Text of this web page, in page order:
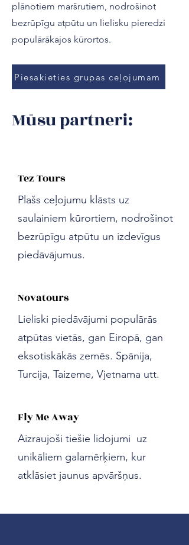
plānotiem maršrutiem, nodrošinot
bezrūpīgu atpūtu un lielisku pieredzi
populārākajos kūrortos.
Piesakieties grupas ceļojumam
Mūsu partneri:
Tez Tours
Plašs ceļojumu klāsts uz
saulainiem kūrortiem, nodrošinot
bezrūpīgu atpūtu un izdevīgus
piedāvājumus.
Novatours
Lieliski piedāvājumi populārās
atpūtas vietās, gan Eiropā, gan
eksotiskākās zemēs. Spānija,
Turcija, Taizeme, Vjetnama utt.
Fly Me Away
Aizraujoši tiešie lidojumi uz
unikāliem galamērķiem, kur
atklāsiet jaunus apvāršņus.